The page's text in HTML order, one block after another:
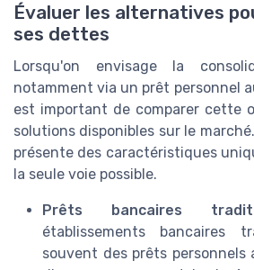
Évaluer les alternatives
ses dettes
Lorsqu'on envisage la
notamment via un prêt personnel
est important de comparer cette
solutions disponibles sur le
présente des caractéristiques
la seule voie possible.
Prêts bancaires
établissements bancaires
souvent des prêts personnels